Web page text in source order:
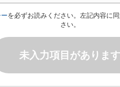
を必ずお読みください。左記内容に
さい。
未入力項目があります